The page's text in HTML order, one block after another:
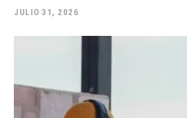
JULIO 31, 2026